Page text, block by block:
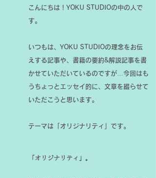
こんにちは！YOKU STUDIOの中の人で
す。
いつもは、YOKU STUDIOの理念をお伝
えする記事や、書籍の要約&解説記事を書
かせていただいているのですが…今回はも
うちょっとエッセイ的に、文章を綴らせて
いただこうと思います。
テーマは「オリジナリティ」です。
「オリジナリティ」。